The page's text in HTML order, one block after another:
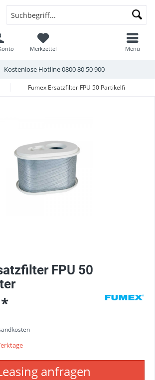
Kostenlose Hotline0800 80 50 900
Merkzettel Menü
Fumex Ersatzfilter FPU 50 Partikelfilter
FPU 50
anfragen